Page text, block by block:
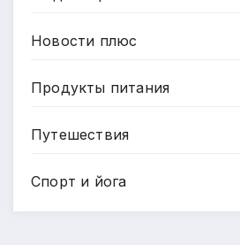
Новости плюс
Продукты питания
Путешествия
Спорт и йога